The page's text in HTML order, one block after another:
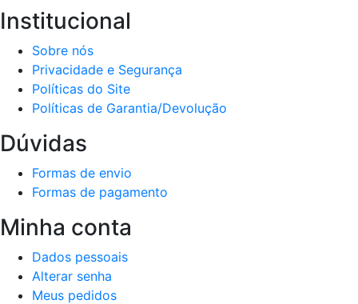
Institucional
Sobre nós
Privacidade e Segurança
Políticas do Site
Políticas de Garantia/Devolução
Dúvidas
Formas de envio
Formas de pagamento
Minha conta
Dados pessoais
Alterar senha
Meus pedidos